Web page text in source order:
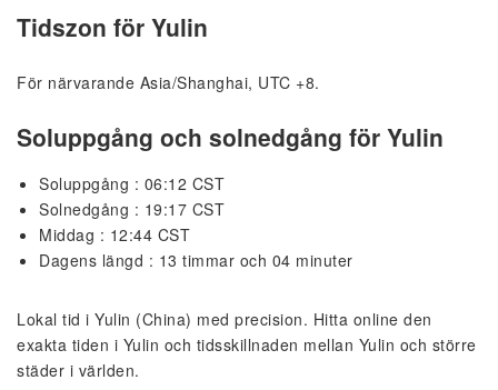
Tidszon för Yulin
För närvarande Asia/Shanghai, UTC +8.
Soluppgång och solnedgång för Yulin
Soluppgång : 06:12 CST
Solnedgång : 19:17 CST
Middag : 12:44 CST
Dagens längd : 13 timmar och 04 minuter
Lokal tid i Yulin (China) med precision. Hitta online den
exakta tiden i Yulin och tidsskillnaden mellan Yulin och större
städer i världen.